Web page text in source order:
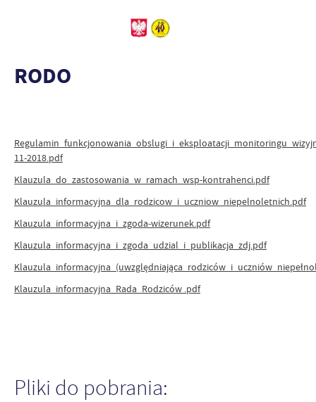
RODO
11-2018.pdf
Klauzula_do_zastosowania_w_ramach_wsp-kontrahenci.pdf
Klauzula_informacyjna_dla_rodzicow_i_uczniow_niepelnoletnich.pdf
Klauzula_informacyjna_i_zgoda-wizerunek.pdf
Klauzula_informacyjna_i_zgoda_udzial_i_publikacja_zdj.pdf
Klauzula_informacyjna_Rada_Rodziców .pdf
Pliki do pobrania: